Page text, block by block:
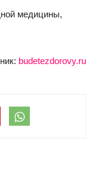
медицины,
budetezdorovy.ru